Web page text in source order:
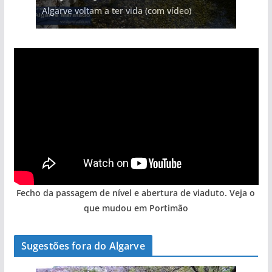
Algarve voltam a ter vida (com vídeo)
arribas em risco no Algarve (com vídeo)
entre redes e fábricas
hotéis (com vídeo)
gastronómica nasce no Algarve
Fecho da passagem de nível e abertura de viaduto. Veja o
que mudou em Portimão
Sugestões fora do Algarve